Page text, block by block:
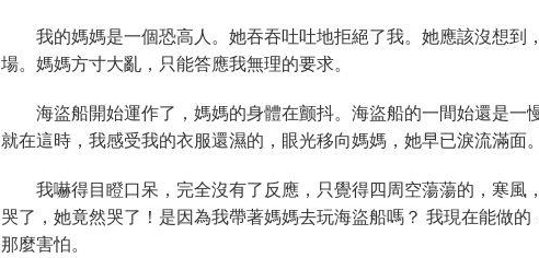
我的媽媽是一個恐高人。她吞吞吐吐地拒絕了我。她應該沒想到
場。媽媽方寸大亂，只能答應我無理的要求。
海盜船開始運作了，媽媽的身體在颤抖。海盜船的一間始還是一
就在這時，我感受我的衣服還濕的，眼光移向媽媽，她早已淚流滿面。
我嚇得目瞪口呆，完全沒有了反應，只覺得四周空蕩蕩的，寒風
哭了，她竟然哭了！是因為我帶著媽媽去玩海盜船嗎？ 我現在能做
那麼害怕。